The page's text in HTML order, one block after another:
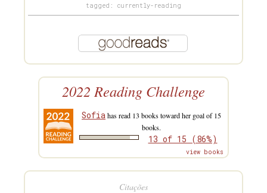
tagged: currently-reading
2022 Reading Challenge
Sofia has read 13 books toward her goal of 15
books.
13 of 15 (86%)
view books
Citações